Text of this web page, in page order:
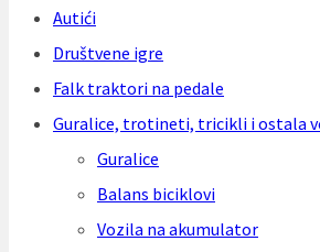
Autići
Društvene igre
Falk traktori na pedale
Guralice, trotineti, tricikli i ostala
Guralice
Balans biciklovi
Vozila na akumulator